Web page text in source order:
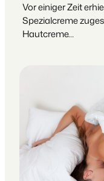
Vor einiger Zeit
Spezialcreme
Hautcreme…